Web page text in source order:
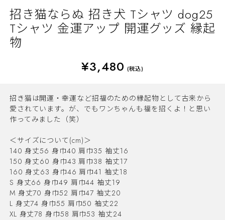
招き猫ならぬ 招き犬 Tシャツ dog25
Tシャツ 金運アップ 開運グッズ 縁起
物
¥3,480 (税込)
招き猫は開運・幸運など招福のための縁起物として古来から
愛されています。が、でもワンちゃんも福を招くよ！と思い
作ってみました（笑）
＜サイズについて(cm)＞
140 身丈56 身巾40 肩巾35 袖丈16
150 身丈60 身巾43 肩巾38 袖丈17
160 身丈63 身巾46 肩巾41 袖丈18
S 身丈66 身巾49 肩巾44 袖丈19
M 身丈70 身巾52 肩巾47 袖丈20
L 身丈74 身巾55 肩巾50 袖丈22
XL 身丈78 身巾58 肩巾53 袖丈24